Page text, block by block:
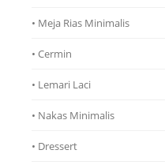
• Meja Rias Minimalis
• Cermin
• Lemari Laci
• Nakas Minimalis
• Dressert